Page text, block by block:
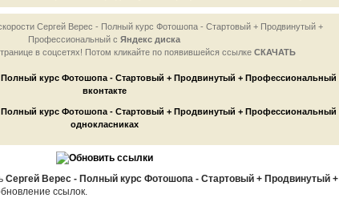
Сергей Верес - Полный курс Фотошопа - Стартовый + Продвинутый +
Профессиональный с Яндекс диска
в соцсетях! Потом кликайте по появившейся ссылке СКАЧАТЬ
Сергей Верес - Полный курс Фотошопа - Стартовый + Продвинутый +
ссылок.